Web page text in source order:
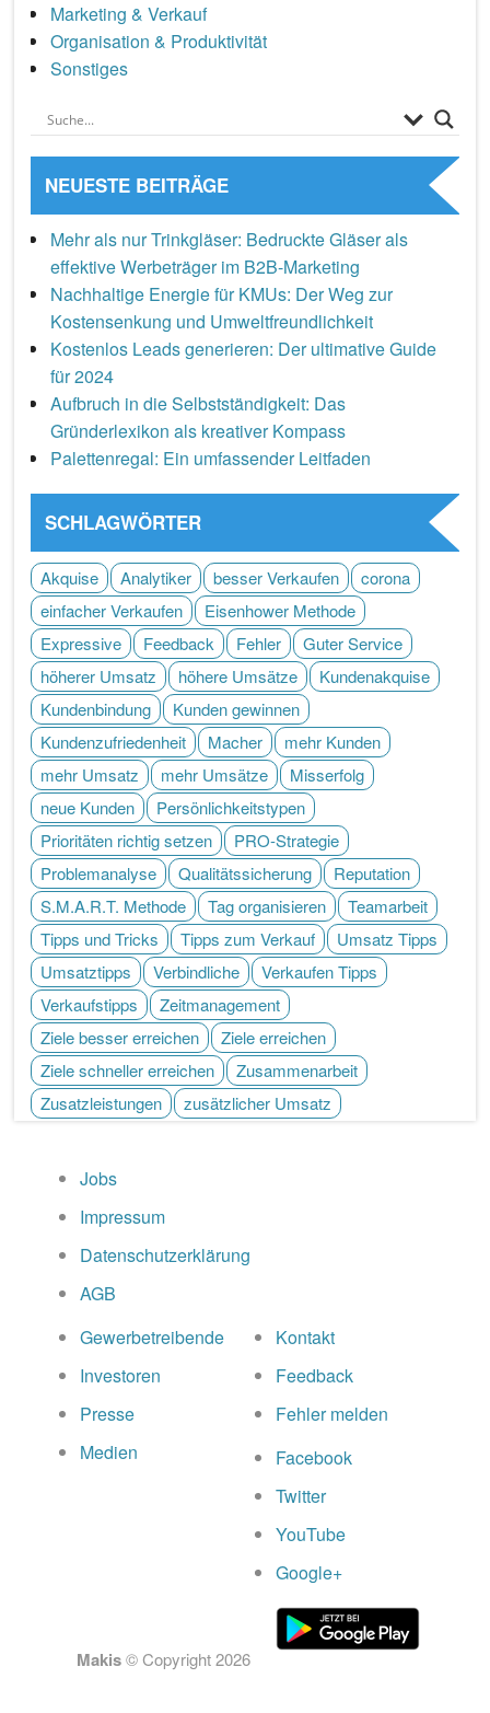
Marketing & Verkauf
Organisation & Produktivität
Sonstiges
NEUESTE BEITRÄGE
Mehr als nur Trinkgläser: Bedruckte Gläser als
effektive Werbeträger im B2B-Marketing
Nachhaltige Energie für KMUs: Der Weg zur
Kostensenkung und Umweltfreundlichkeit
Kostenlos Leads generieren: Der ultimative Guide
für 2024
Aufbruch in die Selbstständigkeit: Das
Gründerlexikon als kreativer Kompass
Palettenregal: Ein umfassender Leitfaden
SCHLAGWÖRTER
Akquise Analytiker besser Verkaufen
corona
einfacher Verkaufen
Eisenhower Methode
Expressive
Feedback Fehler
Guter Service
höherer Umsatz
höhere Umsätze
Kundenakquise
Kundenbindung
Kunden gewinnen
Kundenzufriedenheit
Macher
mehr Kunden
mehr Umsatz
mehr Umsätze
Misserfolg
neue Kunden
Persönlichkeitstypen
Prioritäten richtig setzen
PRO-Strategie
Problemanalyse
Qualitätssicherung
Reputation
S.M.A.R.T. Methode
Tag organisieren
Teamarbeit
Tipps und Tricks
Tipps zum Verkauf
Umsatz Tipps
Umsatztipps
Verbindliche
Verkaufen Tipps
Verkaufstipps
Zeitmanagement
Ziele besser erreichen
Ziele erreichen
Ziele schneller erreichen
Zusammenarbeit
Zusatzleistungen
zusätzlicher Umsatz
Jobs
Impressum
Datenschutzerklärung
AGB
Gewerbetreibende
Investoren
Presse
Medien
Kontakt
Feedback
Fehler melden
Facebook
Twitter
YouTube
Google+
Makis© Copyright2026